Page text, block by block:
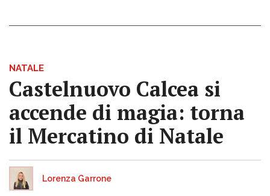
NATALE
Castelnuovo Calcea si
accende di magia: torna
il Mercatino di Natale
Lorenza Garrone